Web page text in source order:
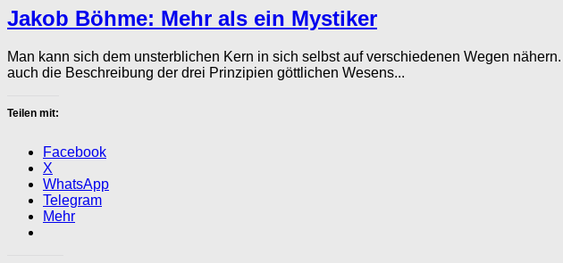
Jakob Böhme: Mehr als ein Mystiker
Man kann sich dem unsterblichen Kern in sich selbst auf verschiedenen Wegen
auch die Beschreibung der drei Prinzipien göttlichen Wesens...
Teilen mit:
Facebook
X
WhatsApp
Telegram
Mehr